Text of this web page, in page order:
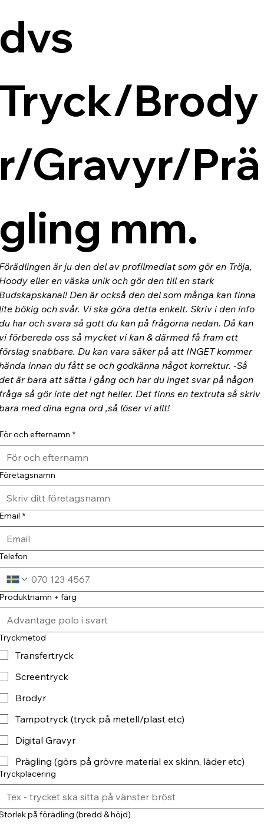
Brody
Gravyr/Prä
mm.
är ju den del av profilmediat som gör en Tröja,
eller en väska unik och gör den till en stark
Den är också den del som många kan finna
bökig och svår. Vi ska göra detta enkelt. Skriv i den info
har och svara så gott du kan på frågorna nedan. Då kan
förbereda oss så mycket vi kan & därmed få fram ett
snabbare. Du kan vara säker på att INGET kommer
innan du fått se och godkänna något korrektur. -Så
är bara att sätta i gång och har du inget svar på någon
så gör inte det ngt heller. Det finns en textruta så skriv
med dina egna ord ,så löser vi allt!
och efternamn *
*
+ färg
Transfertryck
Screentryck
Brodyr
Tampotryck (tryck på metell/plast etc)
Digital Gravyr
Prägling (görs på grövre material ex skinn, läder etc)
på förädling (bredd & höjd)